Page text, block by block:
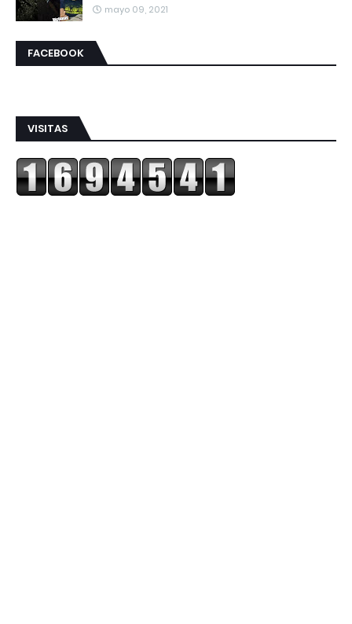
mayo 09, 2021
FACEBOOK
VISITAS